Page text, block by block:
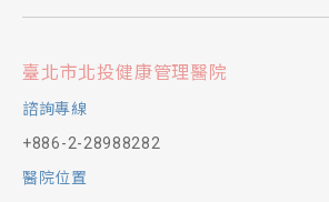
臺北市北投健康管理醫院
諮詢專線
+886-2-28988282
醫院位置